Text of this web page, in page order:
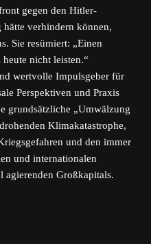
gegen den Hitler-
hätte verhindern können,
Sie resümiert: „Einen
nicht leisten.“
wertvolle Impulsgeber für
Perspektiven und Praxis
grundsätzliche „Umwälzung
Klimakatastrophe,
und den immer
und internationalen
agierenden Großkapitals.